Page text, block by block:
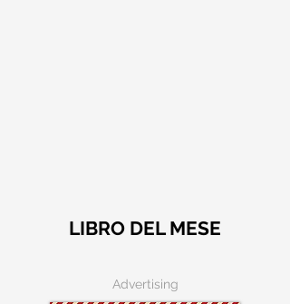
LIBRO DEL MESE
Advertising